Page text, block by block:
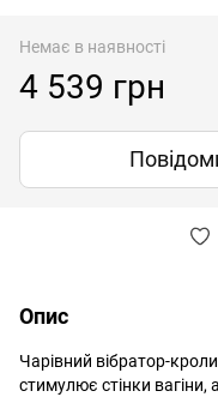
Немає в наявності
4 539 грн
Опис
Чарівний вібратор-
стимулює стінки вагіни,